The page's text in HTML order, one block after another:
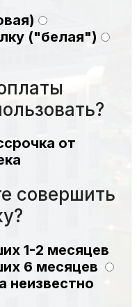
("белая")
от
совершить
1-2 месяцев
6 месяцев
неизвестно